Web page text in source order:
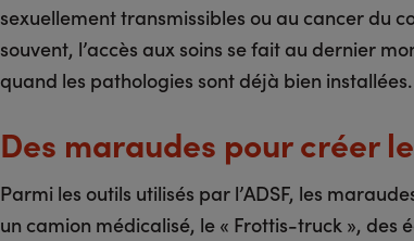
sexuellement transmissibles ou au cancer du
souvent, l’accès aux soins se fait au dernier
quand les pathologies sont déjà bien installées.
Des maraudes pour créer
Parmi les outils utilisés par l’ADSF, les
un camion médicalisé, le « Frottis-truck », des